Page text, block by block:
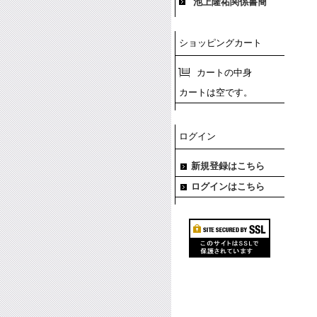
ショッピングカート
カートの中身
カートは空です。
ログイン
新規登録はこちら
ログインはこちら